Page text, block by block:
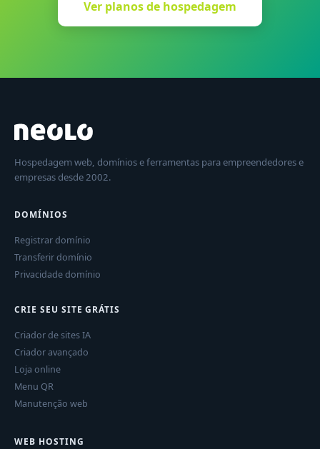
Ver planos de hospedagem
Hospedagem web, domínios e ferramentas para empreendedores e
empresas desde 2002.
DOMÍNIOS
Registrar domínio
Transferir domínio
Privacidade domínio
CRIE SEU SITE GRÁTIS
Criador de sites IA
Criador avançado
Loja online
Menu QR
Manutenção web
WEB HOSTING